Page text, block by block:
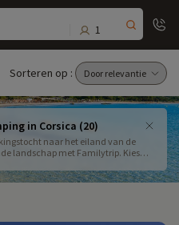
1
Sorteren op :
in Corsica (20)
naar het eiland van de
landschap met Familytrip. Kies
kampeervakantie met het gezin in